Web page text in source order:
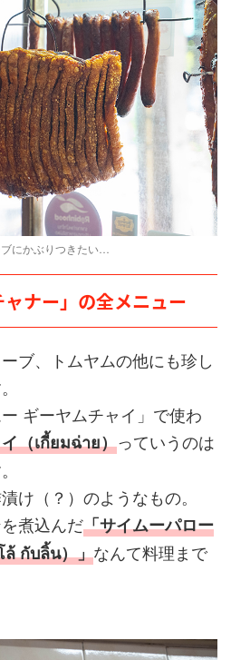
にかぶりつきたい…
ャナー」の全メニュー
ブ、トムヤムの他にも珍し
ギーヤムチャイ」で使わ
（เกี้ยมฉ่าย）っていうのは
け（？）のようなもの。
煮込んだ「サイムーパロー
ล้ กับลิ้น）」なんて料理まで